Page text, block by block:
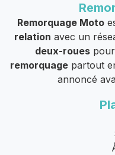
Remorquage Moto
relation avec un
deux-roues
remorquagepartout
annoncé